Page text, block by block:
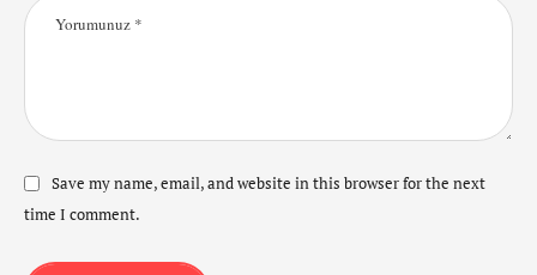
Save my name, email, and website in this browser for the next
time I comment.